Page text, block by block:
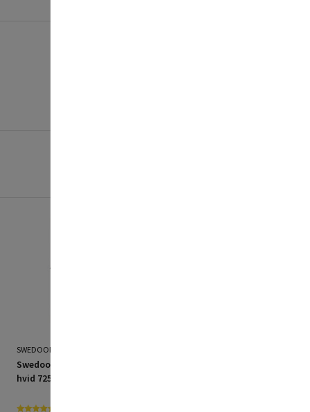
SWEDOOR
Swedoor dør Stable GW
hvid 725x1940 mm 8x20